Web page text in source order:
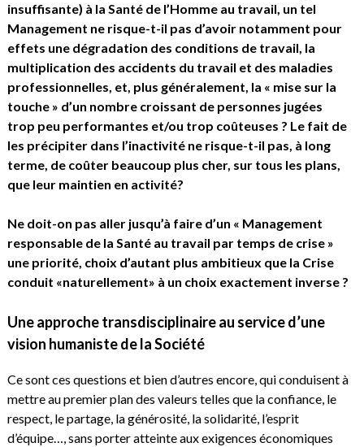
insuffisante) à la Santé de l’Homme au travail, un tel
Management ne risque-t-il pas d’avoir notamment pour
effets une dégradation des conditions de travail, la
multiplication des accidents du travail et des maladies
professionnelles, et, plus généralement, la « mise sur la
touche » d’un nombre croissant de personnes jugées
trop peu performantes et/ou trop coûteuses ? Le fait de
les précipiter dans l’inactivité ne risque-t-il pas, à long
terme, de coûter beaucoup plus cher, sur tous les plans,
que leur maintien en activité?
Ne doit-on pas aller jusqu’à faire d’un « Management
responsable de la Santé au travail par temps de crise »
une priorité, choix d’autant plus ambitieux que la Crise
conduit «naturellement» à un choix exactement inverse ?
Une approche transdisciplinaire au service d’une
vision humaniste de la Société
Ce sont ces questions et bien d’autres encore, qui conduisent à
mettre au premier plan des valeurs telles que la confiance, le
respect, le partage, la générosité, la solidarité, l’esprit
d’équipe…, sans porter atteinte aux exigences économiques